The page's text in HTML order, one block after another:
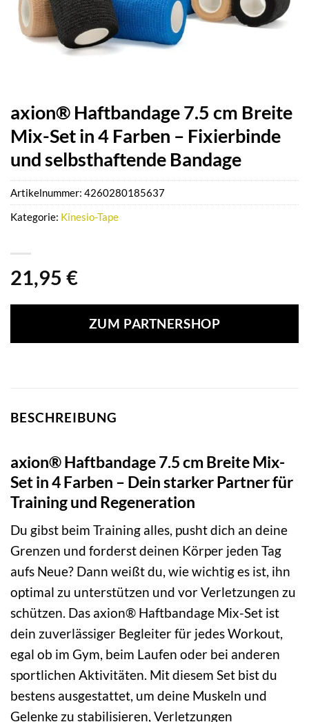
axion® Haftbandage 7.5 cm Breite
Mix-Set in 4 Farben – Fixierbinde
und selbsthaftende Bandage
21,95 €
ZUM PARTNERSHOP
Artikelnummer: 4260280185637
Kategorie: Kinesio-Tape
BESCHREIBUNG
axion® Haftbandage 7.5 cm Breite Mix-
Set in 4 Farben – Dein starker Partner für
Training und Regeneration
Du gibst beim Training alles, pusht dich an deine
Grenzen und forderst deinen Körper jeden Tag
aufs Neue? Dann weißt du, wie wichtig es ist, ihn
optimal zu unterstützen und vor Verletzungen zu
schützen. Das axion® Haftbandage Mix-Set ist
dein zuverlässiger Begleiter für jedes Workout,
egal ob im Gym, beim Laufen oder bei anderen
sportlichen Aktivitäten. Mit diesem Set bist du
bestens ausgestattet, um deine Muskeln und
Gelenke zu stabilisieren, Verletzungen